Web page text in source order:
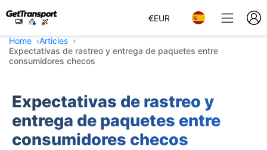
€EUR
Home
Articles
Expectativas de rastreo y entrega de paquetes entre
consumidores checos
Expectativas de rastreo y
entrega de paquetes entre
consumidores checos